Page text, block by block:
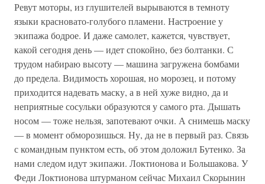
Ревут моторы, из глушителей вырываются в темноту
языки красновато-голубого пламени. Настроение у
экипажа бодрое. И даже самолет, кажется, чувствует,
какой сегодня день — идет спокойно, без болтанки. С
трудом набираю высоту — машина загружена бомбами
до предела. Видимость хорошая, но морозец, и потому
приходится надевать маску, а в ней хуже видно, да и
неприятные сосульки образуются у самого рта. Дышать
носом — тоже нельзя, запотевают очки. А снимешь маску
— в момент обморозишься. Ну, да не в первый раз. Связь
с командным пунктом есть, об этом доложил Бутенко. За
нами следом идут экипажи. Локтионова и Большакова. У
Феди Локтионова штурманом сейчас Михаил Скорынин